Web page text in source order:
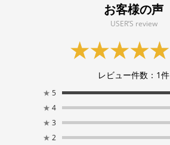
お客様の声
USER’S review
レビュー件数： 1件
★ 5
★ 4
★ 3
★ 2